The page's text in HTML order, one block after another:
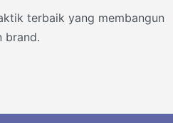
terbaik yang membangun
brand.